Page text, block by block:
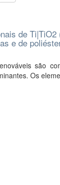
de
e de
são
Os